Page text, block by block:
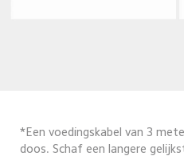
*Een voedingskabel van 3
doos. Schaf een langere